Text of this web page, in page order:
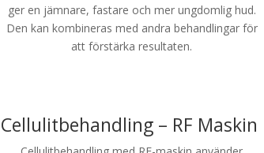
ger en jämnare, fastare och mer ungdomlig hud.
Den kan kombineras med andra behandlingar för
att förstärka resultaten.
Cellulitbehandling – RF Maskin